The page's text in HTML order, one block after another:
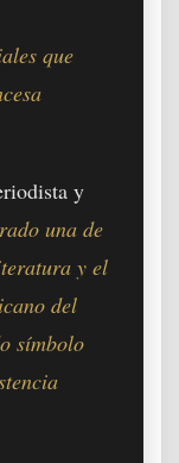
que
y
una de
y el
del
símbolo